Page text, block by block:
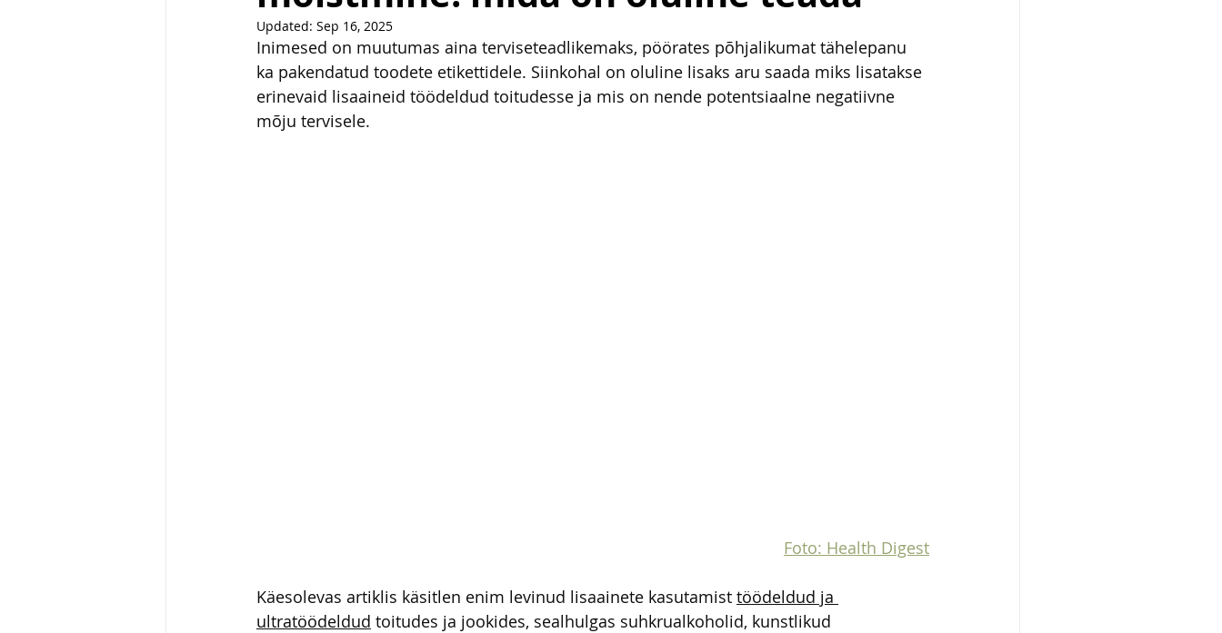
Updated: Sep 16, 2025
Inimesed on muutumas aina terviseteadlikemaks, pöörates põhjalikumat tähelepanu
ka pakendatud toodete etikettidele. Siinkohal on oluline lisaks aru saada miks lisatakse
erinevaid lisaaineid töödeldud toitudesse ja mis on nende potentsiaalne negatiivne
mõju tervisele.
Foto: Health Digest
Käesolevas artiklis käsitlen enim levinud lisaainete kasutamist töödeldud ja
ultratöödeldud toitudes ja jookides, sealhulgas suhkrualkoholid, kunstlikud